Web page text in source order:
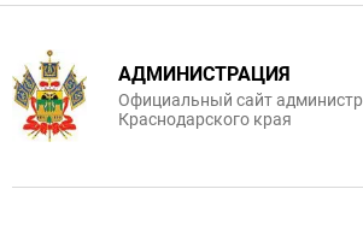
АДМИНИСТРАЦИЯ
Официальный сайт
Краснодарского края